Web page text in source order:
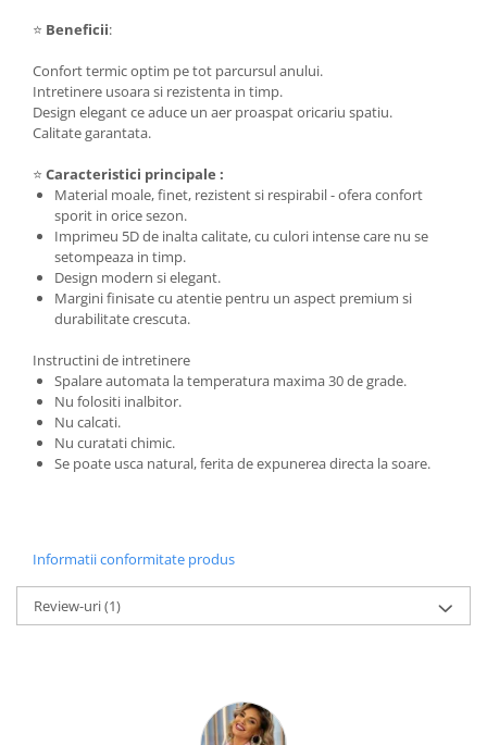
⭐ Beneficii:
Confort termic optim pe tot parcursul anului.
Intretinere usoara si rezistenta in timp.
Design elegant ce aduce un aer proaspat oricariu spatiu.
Calitate garantata.
⭐ Caracteristici principale :
Material moale, finet, rezistent si respirabil - ofera confort
sporit in orice sezon.
Imprimeu 5D de inalta calitate, cu culori intense care nu se
setompeaza in timp.
Design modern si elegant.
Margini finisate cu atentie pentru un aspect premium si
durabilitate crescuta.
Instructini de intretinere
Spalare automata la temperatura maxima 30 de grade.
Nu folositi inalbitor.
Nu calcati.
Nu curatati chimic.
Se poate usca natural, ferita de expunerea directa la soare.
Informatii conformitate produs
Review-uri(1)